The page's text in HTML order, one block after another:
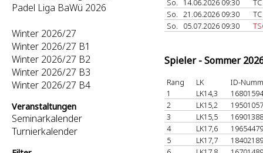
Padel Liga BaWü 2026
Winter 2026/27
Winter 2026/27 B1
Winter 2026/27 B2
Winter 2026/27 B3
Winter 2026/27 B4
Veranstaltungen
Seminarkalender
Turnierkalender
So.
14.06.2026 09:30
So. 21.06.2026 09:30
So.
05.07.2026 09:30
Spieler - Sommer
Rang LK
ID-
1
LK14,3
2
LK15,2
3
LK15,5
4
LK17,6
5
LK17,7